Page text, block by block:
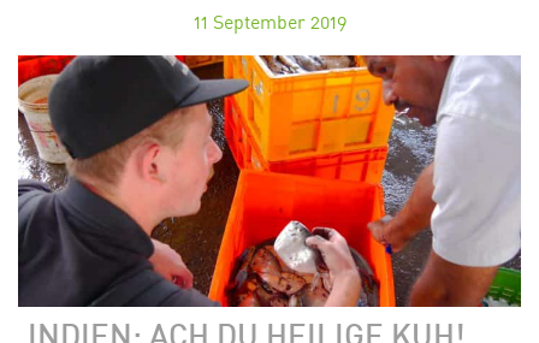
11 September 2019